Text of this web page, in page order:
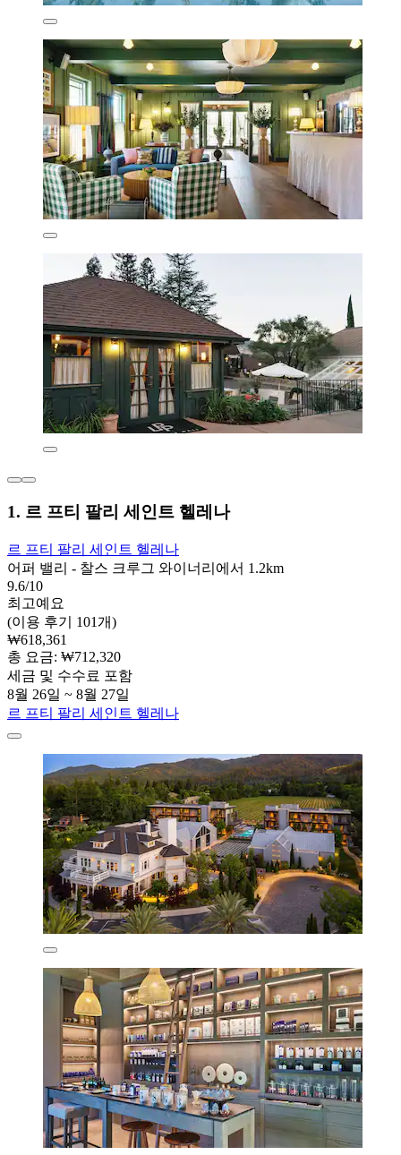
1. 르 프티 팔리 세인트 헬레나
르 프티 팔리 세인트 헬레나
어퍼 밸리 - 찰스 크루그 와이너리에서 1.2km
9.6/10
최고예요
(이용 후기 101개)
₩618,361
총 요금: ₩712,320
세금 및 수수료 포함
8월 26일 ~ 8월 27일
르 프티 팔리 세인트 헬레나